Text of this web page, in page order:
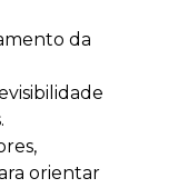
da
orientar